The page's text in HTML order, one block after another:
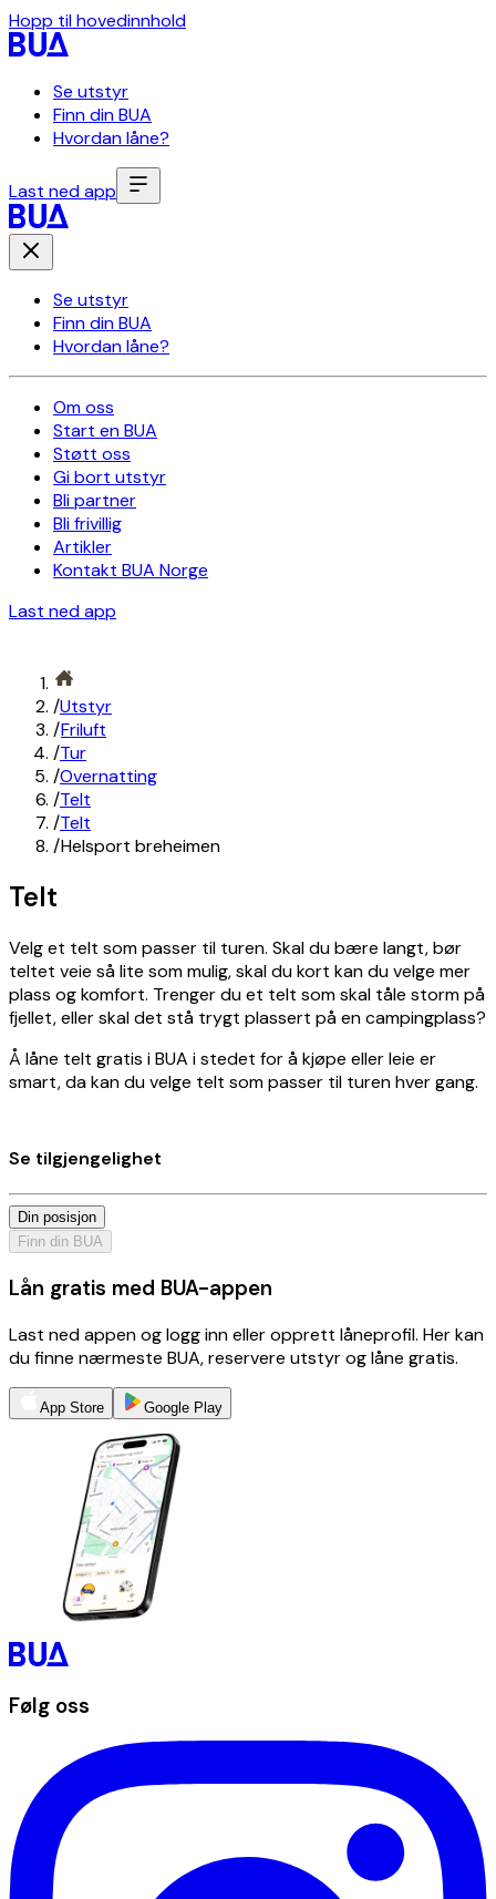
Hopp til hovedinnhold
Se utstyr
Finn din BUA
Hvordan låne?
Last ned app
Se utstyr
Finn din BUA
Hvordan låne?
Om oss
Start en BUA
Støtt oss
Gi bort utstyr
Bli partner
Bli frivillig
Artikler
Kontakt BUA Norge
Last ned app
/Utstyr
/Friluft
/Tur
/Overnatting
/Telt
/Telt
/Helsport breheimen
Telt
Velg et telt som passer til turen. Skal du bære langt, bør
teltet veie så lite som mulig, skal du kort kan du velge mer
plass og komfort. Trenger du et telt som skal tåle storm på
fjellet, eller skal det stå trygt plassert på en campingplass?
Å låne telt gratis i BUA i stedet for å kjøpe eller leie er
smart, da kan du velge telt som passer til turen hver gang.
Se tilgjengelighet
Din posisjon
Finn din BUA
Lån gratis med BUA-appen
Last ned appen og logg inn eller opprett låneprofil. Her kan
du finne nærmeste BUA, reservere utstyr og låne gratis.
App Store Google Play
Følg oss